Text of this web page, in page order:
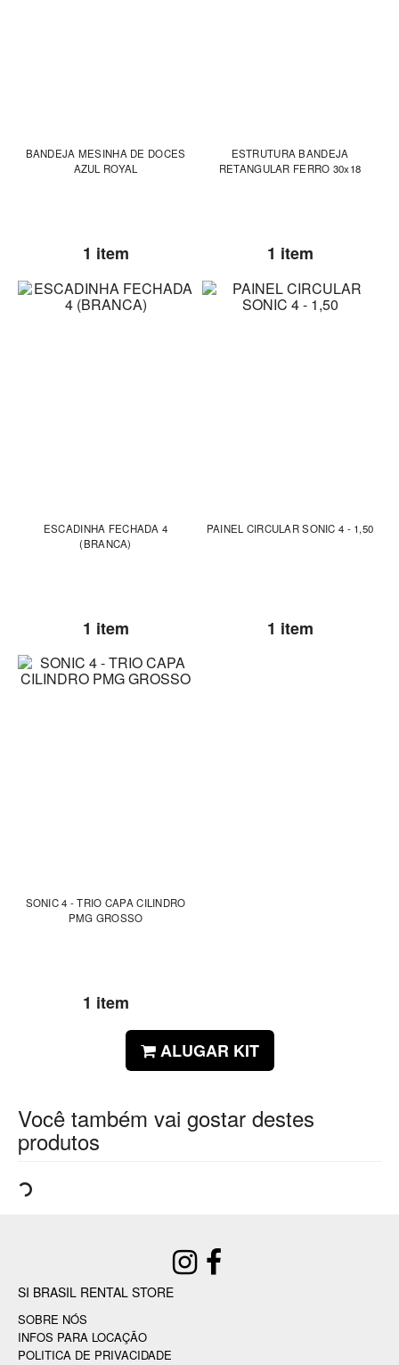
BANDEJA MESINHA DE DOCES
AZUL ROYAL
1 item
ESTRUTURA BANDEJA
RETANGULAR FERRO 30x18
1 item
ESCADINHA FECHADA 4
(BRANCA)
1 item
PAINEL CIRCULAR SONIC 4 - 1,50
1 item
SONIC 4 - TRIO CAPA CILINDRO
PMG GROSSO
1 item
ALUGAR KIT
Você também vai gostar destes
produtos
SI BRASIL RENTAL STORE
SOBRE NÓS
INFOS PARA LOCAÇÃO
POLITICA DE PRIVACIDADE